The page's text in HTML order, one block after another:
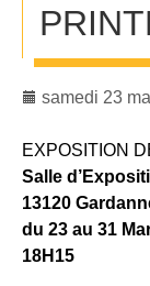
samedi 23
EXPOSITION
Salle
13120
du 23 au 31
18H15